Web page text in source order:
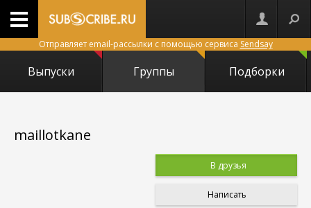
Отправляет email-рассылки с помощью сервиса Sendsay
Выпуски Группы Подборки
maillotkane
В друзья
Написать